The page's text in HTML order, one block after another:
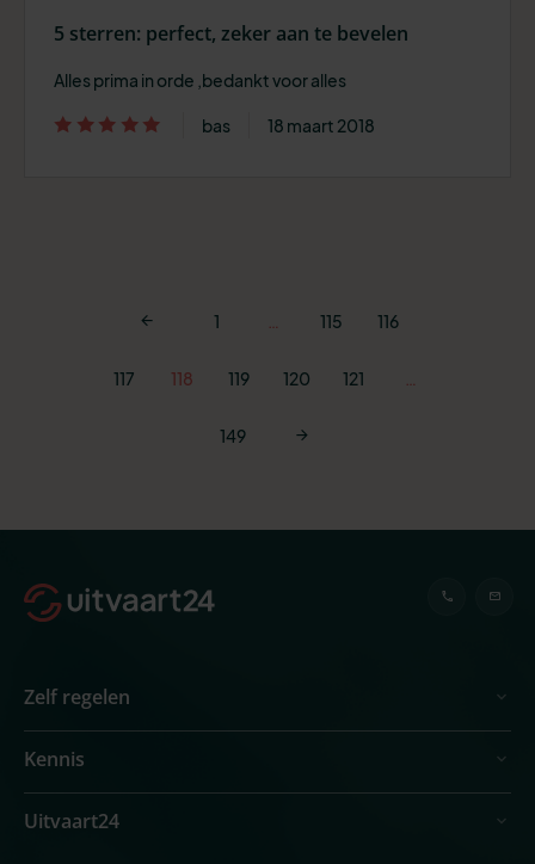
5 sterren: perfect, zeker aan te bevelen
Alles prima in orde ,bedankt voor alles
bas 18 maart 2018
1 115 116
117 118 119 120 121
149
Zelf regelen
Kennis
Uitvaart24